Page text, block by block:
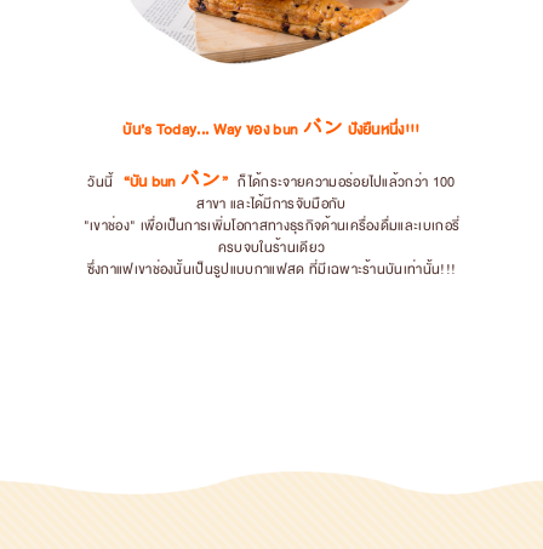
บัน’s Today... Way ของ bun バン ปังยืนหนึ่ง!!!
วันนี้ “บัน bun バン” ก็ได้กระจายความอร่อยไปแล้วกว่า 100
สาขา และได้มีการจับมือกับ
"เขาช่อง" เพื่อเป็นการเพิ่มโอกาสทางธุรกิจด้านเครื่องดื่มและเบเกอรี่
ครบจบในร้านเดียว
ซึ่งกาแฟเขาช่องนั้นเป็นรูปแบบกาแฟสด ที่มีเฉพาะร้านบันเท่านั้น!!!